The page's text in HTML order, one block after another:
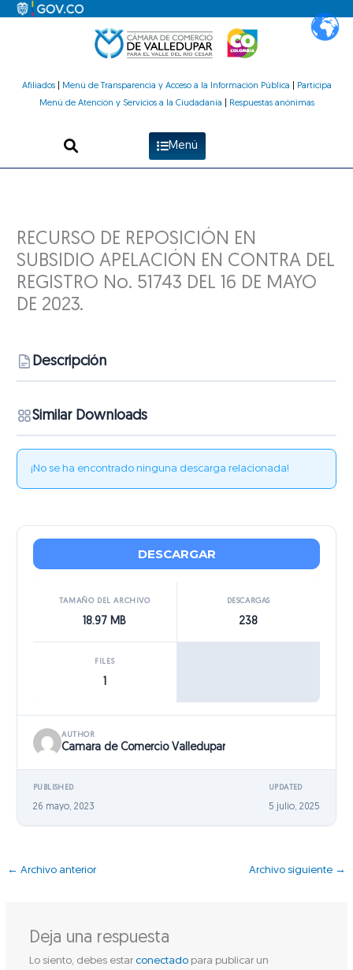
Afiliados| Menú de Transparencia y Acceso a la Información Pública
Participa
Menú de Atención y Servicios a la Ciudadanía
Respuestas anónimas
Menú
RECURSO DE REPOSICIÓN EN
SUBSIDIO APELACIÓN EN CONTRA DEL
REGISTRO No. 51743 DEL 16 DE MAYO
DE 2023.
Descripción
Similar Downloads
¡No se ha encontrado ninguna descarga relacionada!
DESCARGAR
TAMAÑO DEL ARCHIVO
18.97 MB
DESCARGAS
238
FILES
AUTHOR
Camara de Comercio Valledupar
PUBLISHED
26 mayo, 2023
UPDATED
5 julio, 2025
← Archivo anterior Archivo siguiente →
Deja una respuesta
Lo siento, debes estar conectadopara publicar un